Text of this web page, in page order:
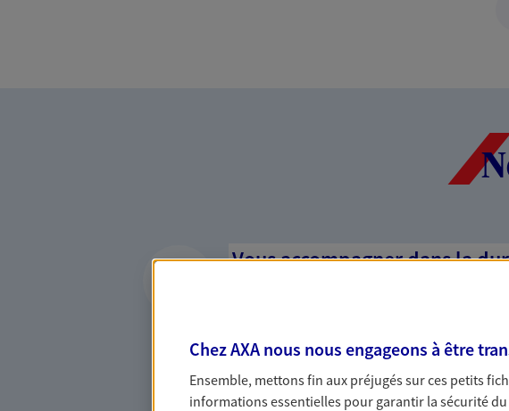
Vous accompagner dans la
votre vie, c'est ainsi que nous concevons
la confiance et la proximité. C'est en apprenant
connaître que nous proposons de meilleures
Chez AXA nous nous engageons à être
Ensemble, mettons fin aux préjugés sur ces petits
informations essentielles pour garantir la sécurité